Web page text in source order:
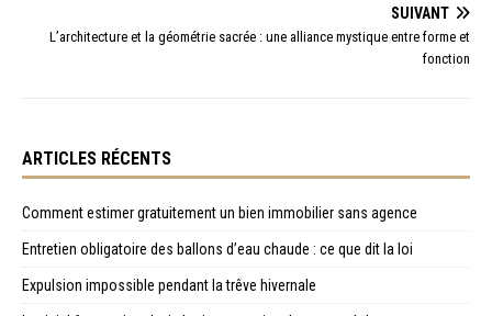
SUIVANT
L’architecture et la géométrie sacrée : une alliance mystique entre forme et
fonction
ARTICLES RÉCENTS
Comment estimer gratuitement un bien immobilier sans agence
Entretien obligatoire des ballons d’eau chaude : ce que dit la loi
Expulsion impossible pendant la trêve hivernale